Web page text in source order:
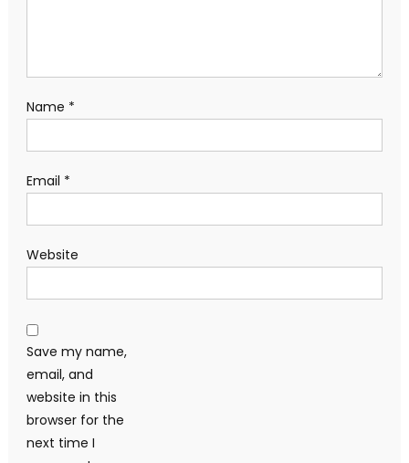
Name *
Email *
Website
Save my name,
email, and
website in this
browser for the
next time I